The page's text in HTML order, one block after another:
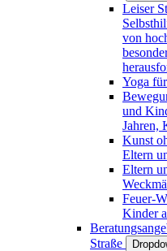
Leiser
von
Yoga
und
Jahren,
Kunst
Eltern
Eltern
Feuer-
Kinder
Straße